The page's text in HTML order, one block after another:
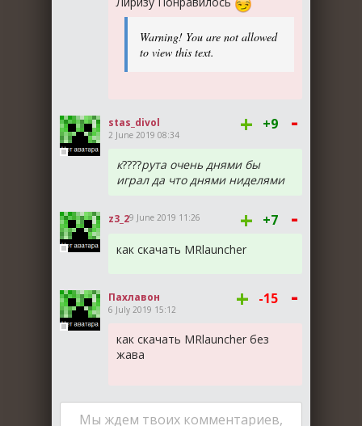
Warning! You are not allowed
to view this text.
stas_divol
2 June 2019 08:34 + +9 -
к????рута очень днями бы
играл да что днями ниделями
z3_29 June 2019 11:26 + +7 -
как скачать MRlauncher
Пахлавон
6 July 2019 15:12 + -15 -
как скачать MRlauncher без
жава
Мы ждем твоих комментариев,